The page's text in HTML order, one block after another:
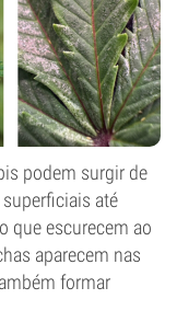
podem surgir de
até
que escurecem ao
aparecem nas
formar